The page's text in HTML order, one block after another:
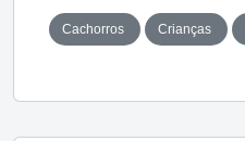
Cachorros Crianças